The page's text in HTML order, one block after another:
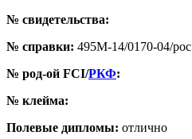
№ свидетельства:
№ справки: 495М-14/0170-04/рос
№ род-ой FCI/РКФ:
№ клейма:
Полевые дипломы: отлично